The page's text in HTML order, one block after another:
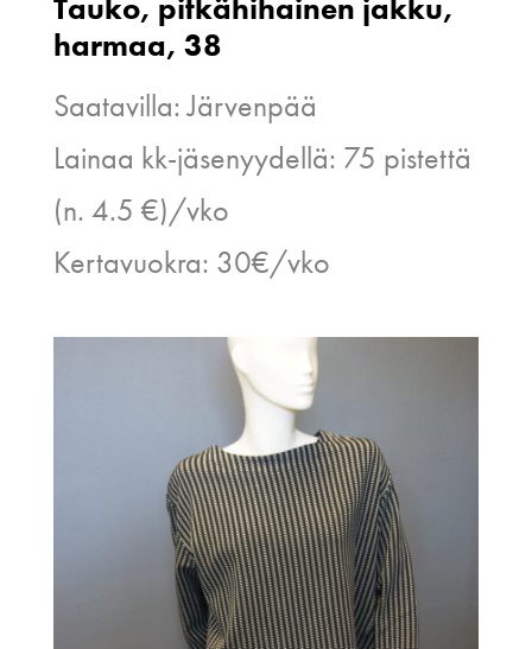
Tauko, pitkähihainen jakku,
harmaa, 38
Saatavilla: Järvenpää
Lainaa kk-jäsenyydellä: 75 pistettä
(n. 4.5 €)/vko
Kertavuokra: 30€/vko